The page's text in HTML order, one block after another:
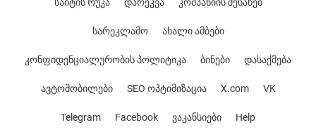
სარეკლამო ახალი ამბები
კონფიდენციალურობის პოლიტიკა ბინები დასაქმება
ავტომობილები SEO ოპტიმიზაცია X.com VK
Telegram Facebook ვაკანსიები Help